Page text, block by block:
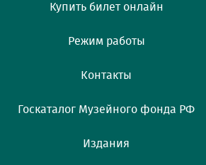
Купить билет онлайн
Режим работы
Контакты
Госкаталог Музейного фонда РФ
Издания